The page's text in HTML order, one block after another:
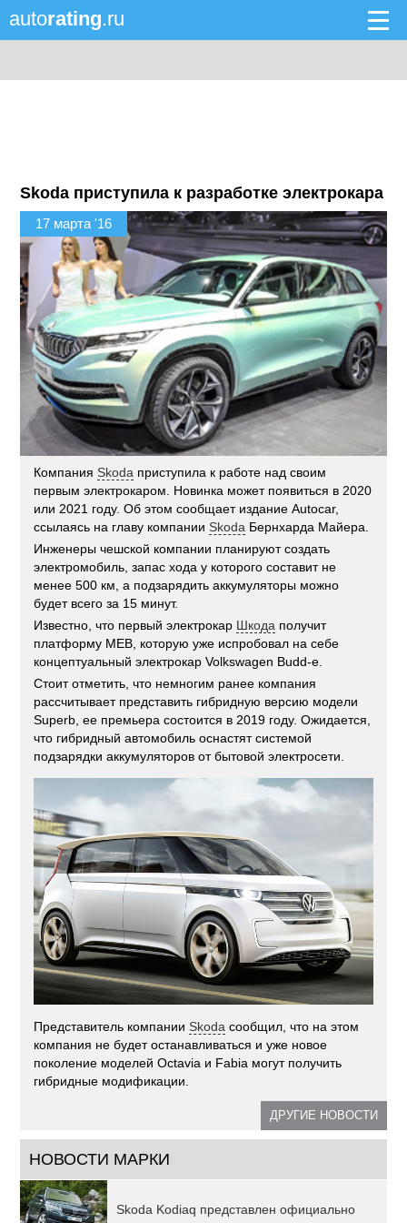
autorating.ru
Skoda приступила к разработке электрокара
17 марта '16
Компания Skoda приступила к работе над своим
первым электрокаром. Новинка может появиться в 2020
или 2021 году. Об этом сообщает издание Autocar,
ссылаясь на главу компании Skoda Бернхарда Майера.
Инженеры чешской компании планируют создать
электромобиль, запас хода у которого составит не
менее 500 км, а подзарядить аккумуляторы можно
будет всего за 15 минут.
Известно, что первый электрокар Шкода получит
платформу MEB, которую уже испробовал на себе
концептуальный электрокар Volkswagen Budd-e.
Стоит отметить, что немногим ранее компания
рассчитывает представить гибридную версию модели
Superb, ее премьера состоится в 2019 году. Ожидается,
что гибридный автомобиль оснастят системой
подзарядки аккумуляторов от бытовой электросети.
Представитель компании Skoda сообщил, что на этом
компания не будет останавливаться и уже новое
поколение моделей Octavia и Fabia могут получить
гибридные модификации.
ДРУГИЕ НОВОСТИ
НОВОСТИ МАРКИ
Skoda Kodiaq представлен официально